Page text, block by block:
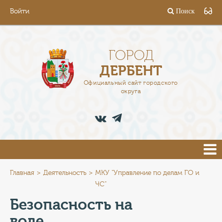
Войти Поиск
ГОРОД
ДЕРБЕНТ
Официальный сайт городского
округа
АДМИНИСТРАЦИЯ
ПРЕСС-ЦЕНТР
ТУРИСТАМ
Главная Деятельность
МКУ "Управление по делам ГО и
ЧС"
Безопасность на